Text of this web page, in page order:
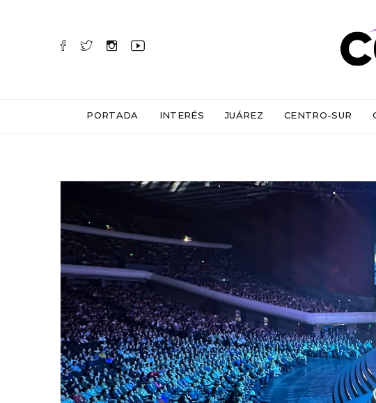
PORTADA INTERÉS JUÁREZ CENTRO-SUR